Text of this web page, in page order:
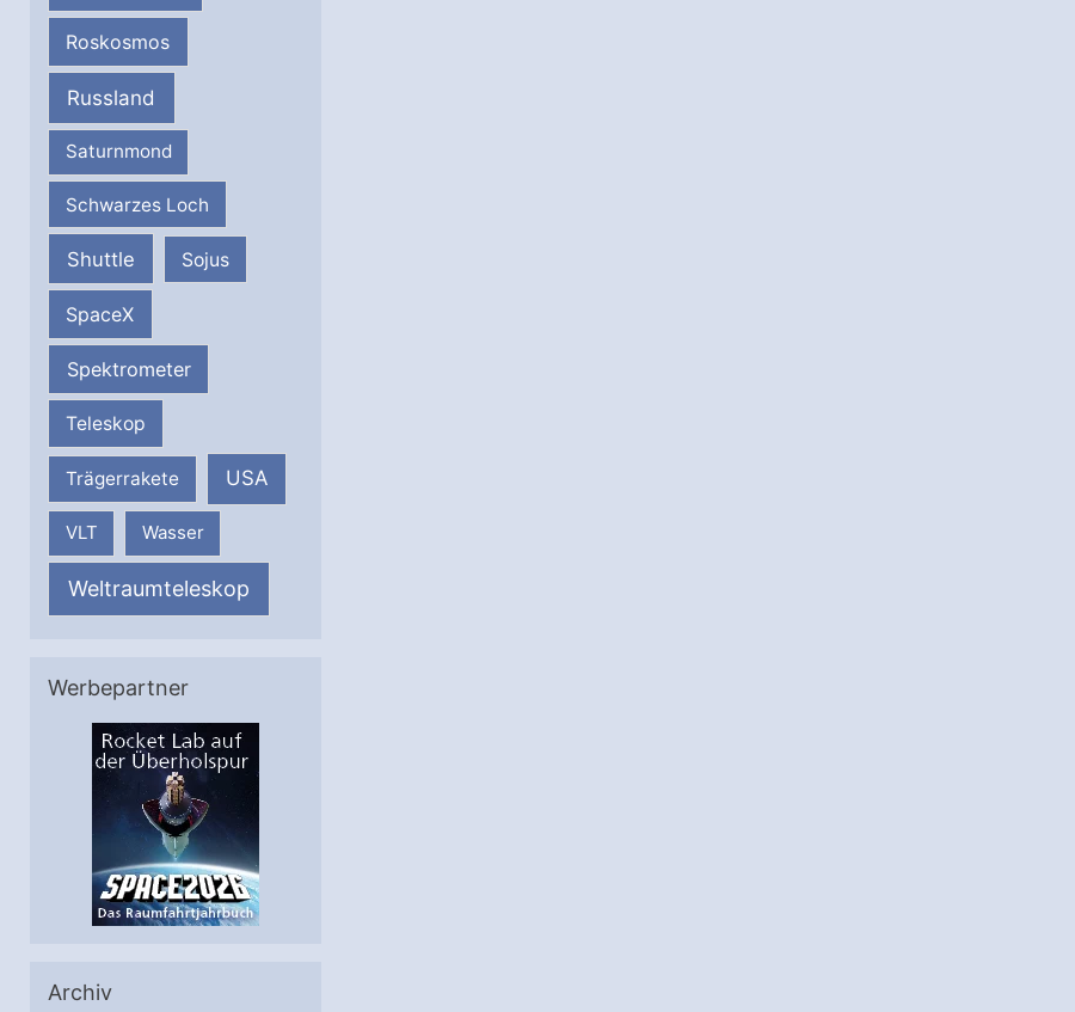
Roskosmos
Russland
Saturnmond
Schwarzes Loch
Shuttle Sojus
SpaceX
Spektrometer
Teleskop
Trägerrakete USA
VLT Wasser
Weltraumteleskop
Werbepartner
Archiv